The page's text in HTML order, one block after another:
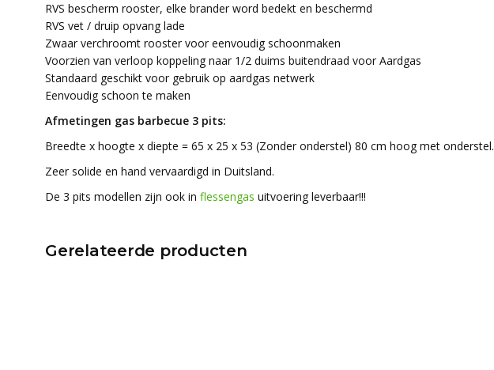
RVS bescherm rooster, elke brander word bedekt en beschermd
RVS vet / druip opvang lade
Zwaar verchroomt rooster voor eenvoudig schoonmaken
Voorzien van verloop koppeling naar 1/2 duims buitendraad voor Aardgas
Standaard geschikt voor gebruik op aardgas netwerk
Eenvoudig schoon te maken
Afmetingen gas barbecue 3 pits:
Breedte x hoogte x diepte = 65 x 25 x 53 (Zonder onderstel) 80 cm hoog met onderstel.
Zeer solide en hand vervaardigd in Duitsland.
De 3 pits modellen zijn ook in flessengas uitvoering leverbaar!!!
Gerelateerde producten